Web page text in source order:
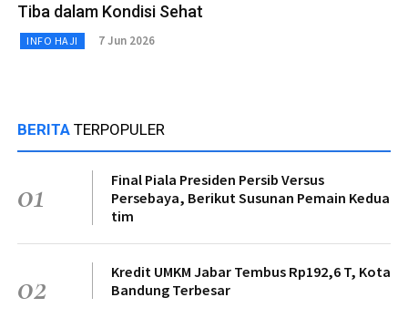
Tiba dalam Kondisi Sehat
INFO HAJI 7 Jun 2026
BERITA TERPOPULER
01
Final Piala Presiden Persib Versus
Persebaya, Berikut Susunan Pemain Kedua
tim
02
Kredit UMKM Jabar Tembus Rp192,6 T, Kota
Bandung Terbesar